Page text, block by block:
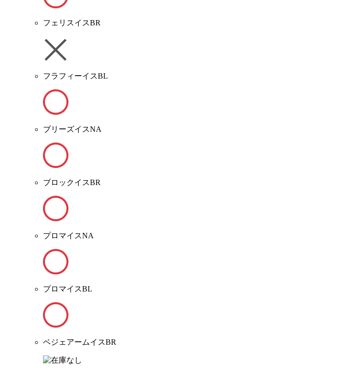
フェリスイスBR
フラフィーイスBL
ブリーズイスNA
ブロックイスBR
プロマイスNA
プロマイスBL
ベジェアームイスBR